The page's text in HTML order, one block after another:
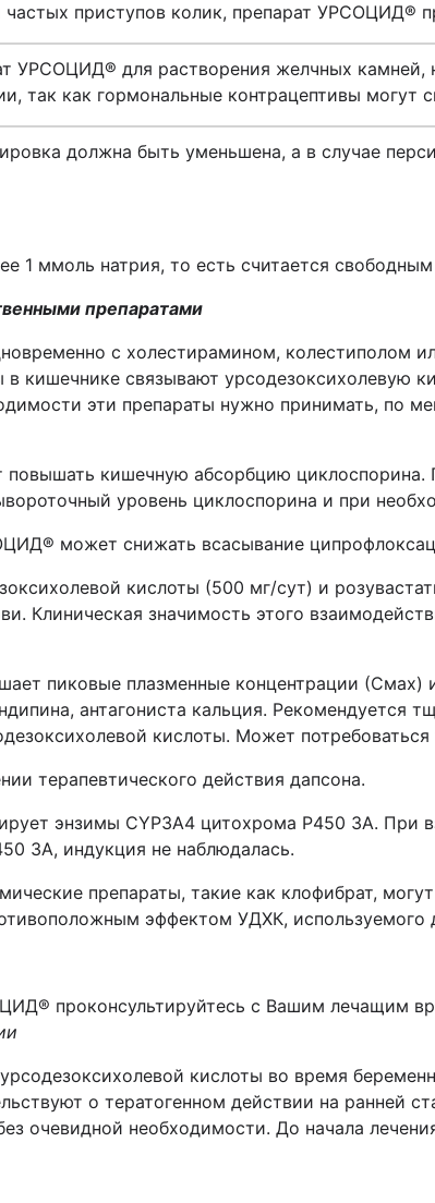
приступов колик, препарат УРСОЦИД®
УРСОЦИД® для растворения желчных камней,
так как гормональные контрацептивы могут
должна быть уменьшена, а в случае
1 ммоль натрия, то есть считается свободным
препаратами
с холестирамином, колестиполом
кишечнике связывают урсодезоксихолевую
эти препараты нужно принимать, по
повышать кишечную абсорбцию
уровень циклоспорина и при
может снижать всасывание
кислоты (500 мг/сут) и
Клиническая значимость этого
пиковые плазменные концентрации
антагониста кальция. Рекомендуется
кислоты. Может
терапевтического действия дапсона.
энзимы CYP3А4 цитохрома Р450 3А. При
3А, индукция не наблюдалась.
препараты, такие как клофибрат,
эффектом УДХК,
® проконсультируйтесь с Вашим лечащим
кислоты во время
о тератогенном действии на ранней
очевидной необходимости. До начала